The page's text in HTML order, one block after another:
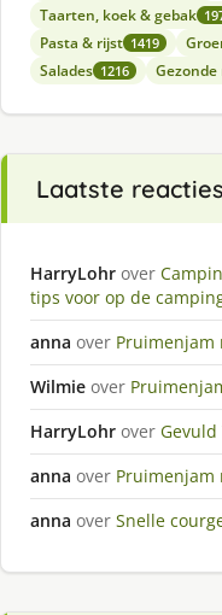
Taarten, koek & gebak
Pasta & rijst 1419
Salades 1216
Laatste reacties
HarryLohr over
tips voor op de
anna over Pruimenjam
Wilmie over
HarryLohr over
anna over Pruimenjam
anna over Snelle